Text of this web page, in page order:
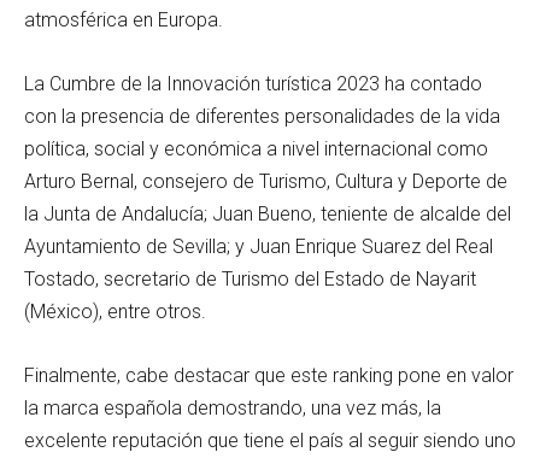
atmosférica en Europa.
La Cumbre de la Innovación turística 2023 ha contado
con la presencia de diferentes personalidades de la vida
política, social y económica a nivel internacional como
Arturo Bernal, consejero de Turismo, Cultura y Deporte de
la Junta de Andalucía; Juan Bueno, teniente de alcalde del
Ayuntamiento de Sevilla; y Juan Enrique Suarez del Real
Tostado, secretario de Turismo del Estado de Nayarit
(México), entre otros.
Finalmente, cabe destacar que este ranking pone en valor
la marca española demostrando, una vez más, la
excelente reputación que tiene el país al seguir siendo uno